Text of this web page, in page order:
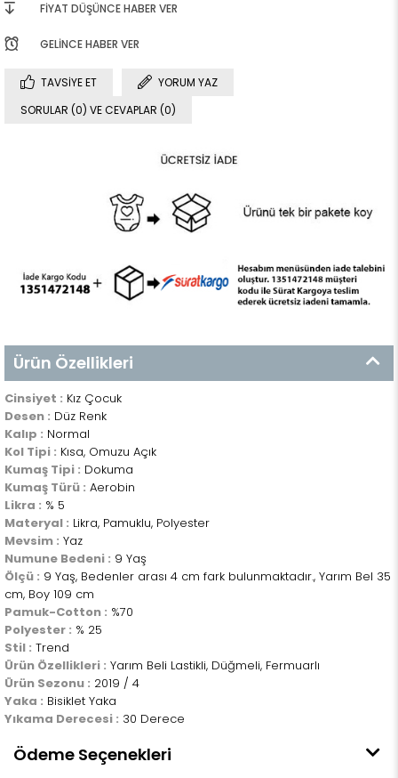
FIYAT DÜŞÜNCE HABER VER
GELINCE HABER VER
TAVSIYE ET
YORUM YAZ
SORULAR (0) VE CEVAPLAR (0)
Ürün Özellikleri
Cinsiyet : Kız Çocuk
Desen : Düz Renk
Kalıp : Normal
Kol Tipi : Kısa, Omuzu Açık
Kumaş Tipi : Dokuma
Kumaş Türü : Aerobin
Likra : % 5
Materyal : Likra, Pamuklu, Polyester
Mevsim : Yaz
Numune Bedeni : 9 Yaş
Ölçü : 9 Yaş, Bedenler arası 4 cm fark bulunmaktadır., Yarım Bel 35
cm, Boy 109 cm
Pamuk-Cotton : %70
Polyester : % 25
Stil : Trend
Ürün Özellikleri : Yarım Beli Lastikli, Düğmeli, Fermuarlı
Ürün Sezonu : 2019 / 4
Yaka : Bisiklet Yaka
Yıkama Derecesi : 30 Derece
Ödeme Seçenekleri